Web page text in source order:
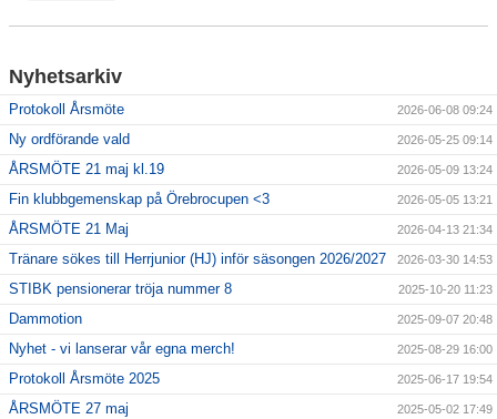
Nyhetsarkiv
Protokoll Årsmöte 2026-06-08 09:24
Ny ordförande vald 2026-05-25 09:14
ÅRSMÖTE 21 maj kl.19 2026-05-09 13:24
Fin klubbgemenskap på Örebrocupen <3 2026-05-05 13:21
ÅRSMÖTE 21 Maj 2026-04-13 21:34
Tränare sökes till Herrjunior (HJ) inför säsongen 2026/2027 2026-03-30 14:53
STIBK pensionerar tröja nummer 8 2025-10-20 11:23
Dammotion 2025-09-07 20:48
Nyhet - vi lanserar vår egna merch! 2025-08-29 16:00
Protokoll Årsmöte 2025 2025-06-17 19:54
ÅRSMÖTE 27 maj 2025-05-02 17:49